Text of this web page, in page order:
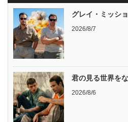
グレイ・ミッシ
2026/8/7
君の見る世界を
2026/8/6